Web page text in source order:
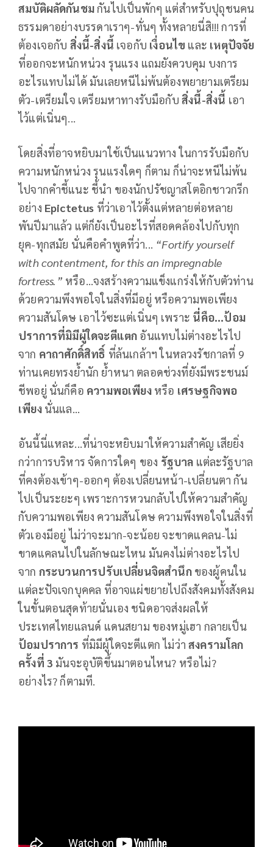
สมบัติผลัดกันชมกันไปเป็นพักๆ แต่สำหรับปุถุชนคน
ธรรมดาอย่างบรรดาเราๆ-ทั่นๆ ทั้งหลายนี่สิ!!! การที่
ต้องเจอกับ สิ่งนี้-สิ่งนี้ เจอกับ เงื่อนไข และ เหตุปัจจัย
ที่ออกจะหนักหน่วง รุนแรง แถมยังควบคุม บงการ
อะไรแทบไม่ได้ มันเลยหนีไม่พ้นต้องพยายามเตรียม
ตัว-เตรียมใจ เตรียมหาทางรับมือกับสิ่งนี้-สิ่งนี้ เอา
ไว้แต่เนิ่นๆ...
โดยสิ่งที่อาจหยิบมาใช้เป็นแนวทาง ในการรับมือกับ
ความหนักหน่วง รุนแรงใดๆ ก็ตาม ก็น่าจะหนีไม่พ้น
ไปจากคำชี้แนะ ชี้นำ ของนักปรัชญาสโตอิกชาวกรีก
อย่าง Epictetus ที่ว่าเอาไว้ตั้งแต่หลายต่อหลาย
พันปีมาแล้ว แต่ก็ยังเป็นอะไรที่สอดคล้องไปกับทุก
ยุค-ทุกสมัย นั่นคือคำพูดที่ว่า... “Fortify yourself
with contentment, for this an impregnable
fortress.” หรือ...จงสร้างความแข็งแกร่งให้กับตัวท่าน
ด้วยความพึงพอใจในสิ่งที่มีอยู่ หรือความพอเพียง
ความสันโดษ เอาไว้ซะแต่เนิ่นๆ เพราะ นี่คือ...ป้อม
ปราการที่มิมีผู้ใดจะตีแตก อันแทบไม่ต่างอะไรไป
จาก คาถาศักดิ์สิทธิ์ ที่ล้นเกล้าฯ ในหลวงรัชกาลที่ 9
ท่านเคยทรงย้ำนัก ย้ำหนา ตลอดช่วงที่ยังมีพระชนม์
ชีพอยู่ นั่นก็คือ ความพอเพียงหรือ เศรษฐกิจพอ
เพียงนั่นแล...
อันนี้นี่แหละ...ที่น่าจะหยิบมาให้ความสำคัญ เสียยิ่ง
กว่าการบริหาร จัดการใดๆ ของ รัฐบาล แต่ละรัฐบาล
ที่คงต้องเข้าๆ-ออกๆ ต้องเปลี่ยนหน้า-เปลี่ยนตา กัน
ไปเป็นระยะๆ เพราะการหวนกลับไปให้ความสำคัญ
กับความพอเพียง ความสันโดษ ความพึงพอใจในสิ่งที่
ตัวเองมีอยู่ ไม่ว่าจะมาก-จะน้อย จะขาดแคลน-ไม่
ขาดแคลนไปในลักษณะไหน มันคงไม่ต่างอะไรไป
จาก กระบวนการปรับเปลี่ยนจิตสำนึกของผู้คนใน
แต่ละปัจเจกบุคคล ที่อาจแผ่ขยายไปถึงสังคมทั้งสังคม
ในขั้นตอนสุดท้ายนั่นเอง ชนิดอาจส่งผลให้
ประเทศไทยแลนด์ แดนสยาม ของหมู่เฮา กลายเป็น
ป้อมปราการ ที่มิมีผู้ใดจะตีแตก ไม่ว่าสงครามโลก
ครั้งที่ 3 มันจะอุบัติขึ้นมาตอนไหน? หรือไม่?
อย่างไร? ก็ตามที.